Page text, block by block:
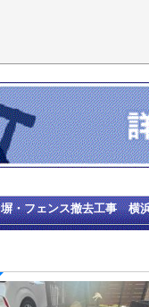
・フェンス撤去工事 横